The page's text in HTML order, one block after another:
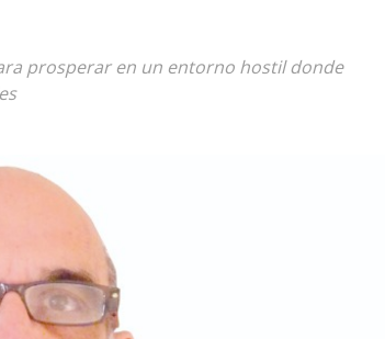
prosperar en un entorno hostil donde